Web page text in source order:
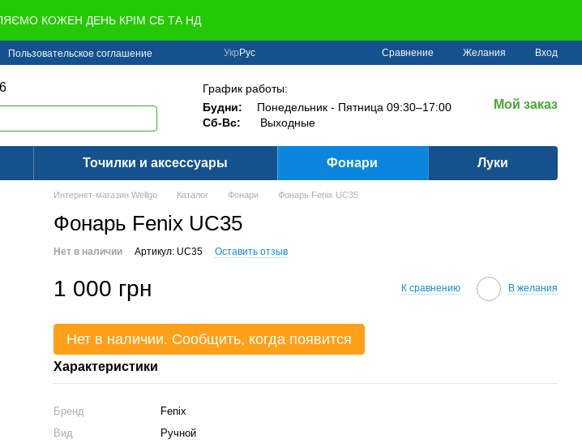
КОЖЕН ДЕНЬ КРІМ СБ ТА НД
Пользовательское соглашение Укр Рус Сравнение Желания Вход
График работы:
Будни:
Понедельник - Пятница 09:30–17:00
Сб-Вс:
Выходные
Мой заказ
Точилки и аксессуары Фонари Луки
Интернет-магазин Wellgo Каталог Фонари Фонарь Fenix UC35
Фонарь Fenix UC35
Нет в наличии Артикул: UC35 Оставить отзыв
1 000 грн К сравнению В желания
Нет в наличии. Сообщить, когда появится
Характеристики
Бренд
Fenix
Вид
Ручной